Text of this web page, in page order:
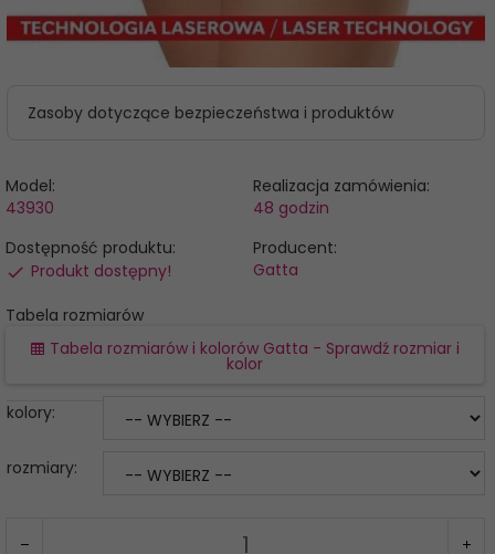
Zasoby dotyczące bezpieczeństwa i produktów
Model:
43930
Realizacja zamówienia:
48 godzin
Dostępność produktu:
Produkt dostępny!
Producent:
Gatta
Tabela rozmiarów
Tabela rozmiarów i kolorów Gatta - Sprawdź rozmiar i
kolor
kolory:
rozmiary: